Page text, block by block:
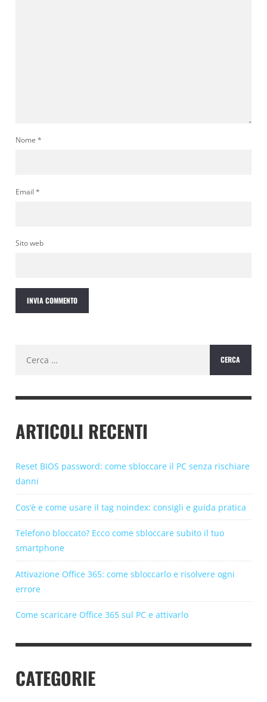
Nome *
Email *
Sito web
per:
ARTICOLI RECENTI
Reset BIOS password: come sbloccare il PC senza rischiare
danni
Cos’è e come usare il tag noindex: consigli e guida pratica
Telefono bloccato? Ecco come sbloccare subito il tuo
smartphone
Attivazione Office 365: come sbloccarlo e risolvere ogni
errore
Come scaricare Office 365 sul PC e attivarlo
CATEGORIE